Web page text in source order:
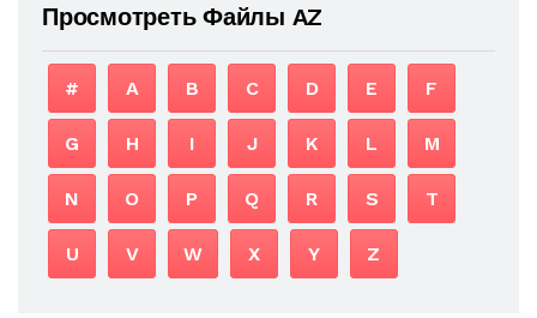
Просмотреть Файлы AZ
# A B C D E F
G H I J K L M
N O P Q R S T
U V W X Y Z